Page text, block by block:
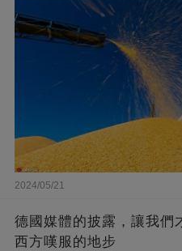
2024/05/21
德國媒體的披露，讓我們
西方嘆服的地步